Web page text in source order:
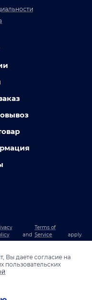
and
Terms of
Service
apply.
Вы даете согласие на
пользовательских